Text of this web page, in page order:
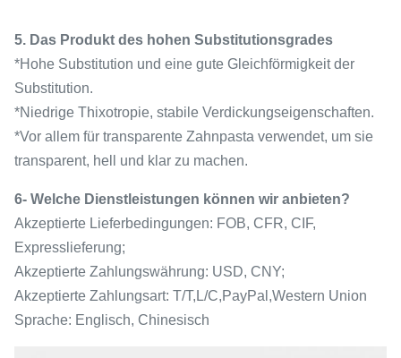
5. Das Produkt des hohen Substitutionsgrades
*Hohe Substitution und eine gute Gleichförmigkeit der
Substitution.
*Niedrige Thixotropie, stabile Verdickungseigenschaften.
*Vor allem für transparente Zahnpasta verwendet, um sie
transparent, hell und klar zu machen.
6- Welche Dienstleistungen können wir anbieten?
Akzeptierte Lieferbedingungen: FOB, CFR, CIF,
Expresslieferung;
Akzeptierte Zahlungswährung: USD, CNY;
Akzeptierte Zahlungsart: T/T,L/C,PayPal,Western Union
Sprache: Englisch, Chinesisch